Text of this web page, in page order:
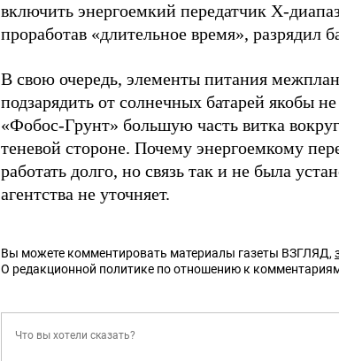
включить энергоемкий передатчик Х-
проработав «длительное время», разрядил
В свою очередь, элементы питания
подзарядить от солнечных батарей якобы
«Фобос-Грунт» большую часть витка
теневой стороне. Почему энергоемкому
работать долго, но связь так и не была
агентства не уточняет.
Вы можете комментировать материалы газеты ВЗГЛЯД,
О редакционной политике по отношению к